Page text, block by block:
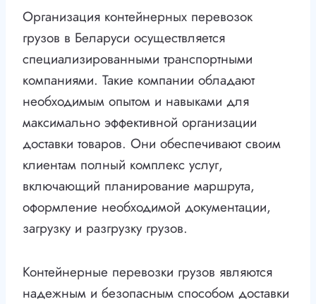
Организация контейнерных перевозок
грузов в Беларуси осуществляется
специализированными транспортными
компаниями. Такие компании обладают
необходимым опытом и навыками для
максимально эффективной организации
доставки товаров. Они обеспечивают своим
клиентам полный комплекс услуг,
включающий планирование маршрута,
оформление необходимой документации,
загрузку и разгрузку грузов.
Контейнерные перевозки грузов являются
надежным и безопасным способом доставки